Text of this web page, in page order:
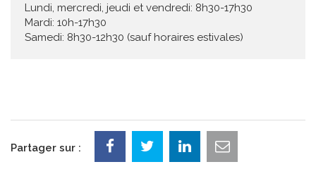
Lundi, mercredi, jeudi et vendredi: 8h30-17h30
Mardi: 10h-17h30
Samedi: 8h30-12h30 (sauf horaires estivales)
Partager sur :